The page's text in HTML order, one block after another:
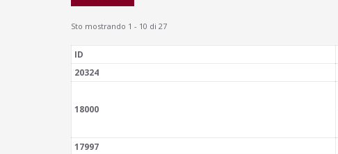
Sto mostrando 1 - 10 di 27
ID
20324
18000
17997